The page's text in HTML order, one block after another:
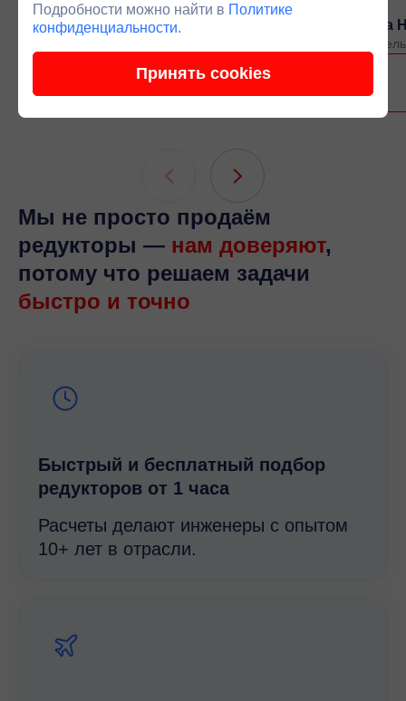
Черепанов Антон Владимирович
Связаться
Луканина
Мы не просто продаём
редукторы — нам доверяют,
потому что решаем задачи
быстро и точно
Быстрый и беcплатный подбор
редукторов от 1 часа
Расчеты делают инженеры с опытом
10+ лет в отрасли.
Подробности можно найти в Политике
конфиденциальности.
Принять cookies